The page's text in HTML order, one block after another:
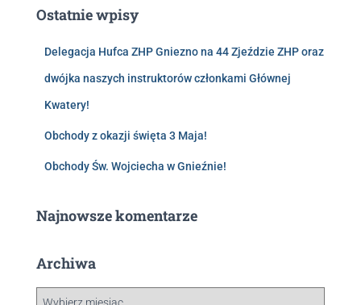
Ostatnie wpisy
Delegacja Hufca ZHP Gniezno na 44 Zjeździe ZHP oraz
dwójka naszych instruktorów członkami Głównej
Kwatery!
Obchody z okazji święta 3 Maja!
Obchody Św. Wojciecha w Gnieźnie!
Najnowsze komentarze
Archiwa